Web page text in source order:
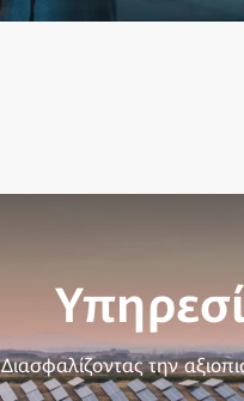
Διασφαλίζοντας την